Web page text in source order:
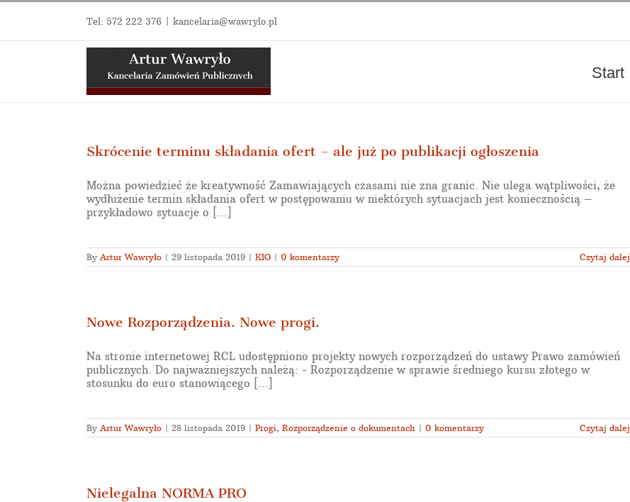
Przejdź
Tel: 572 222 376 kancelaria@wawrylo.pl
Start
Skrócenie terminu składania ofert – ale już po publikacji ogłoszenia
Można powiedzieć że kreatywność Zamawiających czasami nie zna granic. Nie ulega wątpliwości, że
wydłużenie termin składania ofert w postępowaniu w niektórych sytuacjach jest koniecznością –
przykładowo sytuacje o [...]
By Artur Wawryło | 29 listopada 2019 | KIO | 0 komentarzy Czytaj dalej
Nowe Rozporządzenia. Nowe progi.
Na stronie internetowej RCL udostępniono projekty nowych rozporządzeń do ustawy Prawo zamówień
publicznych. Do najważniejszych należą: - Rozporządzenie w sprawie średniego kursu złotego w
stosunku do euro stanowiącego [...]
By Artur Wawryło | 28 listopada 2019 | Progi, Rozporządzenie o dokumentach | 0 komentarzy Czytaj dalej
Nielegalna NORMA PRO